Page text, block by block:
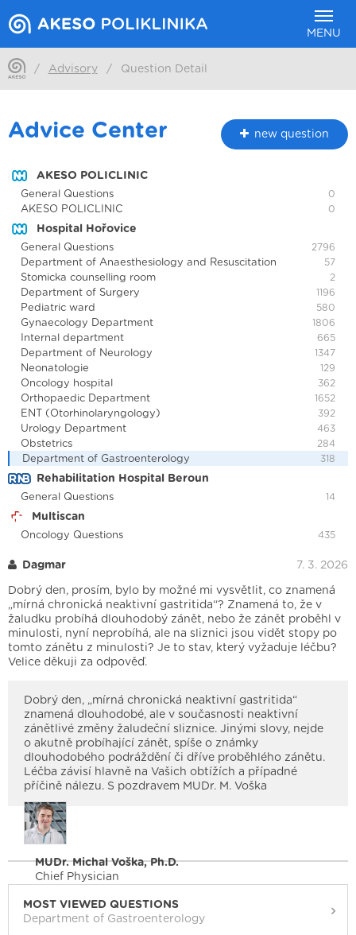
MENU
/ Advisory / Question Detail
Advice Center new question
AKESO POLICLINIC
General Questions 0
AKESO POLICLINIC 0
Hospital Hořovice
General Questions 2796
Department of Anaesthesiology and Resuscitation 57
Stomicka counselling room 2
Department of Surgery 1196
Pediatric ward 580
Gynaecology Department 1806
Internal department 665
Department of Neurology 1347
Neonatologie 129
Oncology hospital 362
Orthopaedic Department 1652
ENT (Otorhinolaryngology) 392
Urology Department 463
Obstetrics 284
Department of Gastroenterology 318
Rehabilitation Hospital Beroun
General Questions 14
Multiscan
Oncology Questions 435
Dagmar 7. 3. 2026
Dobrý den, prosím, bylo by možné mi vysvětlit, co znamená
„mírná chronická neaktivní gastritida“? Znamená to, že v
žaludku probíhá dlouhodobý zánět, nebo že zánět proběhl v
minulosti, nyní neprobíhá, ale na sliznici jsou vidět stopy po
tomto zánětu z minulosti? Je to stav, který vyžaduje léčbu?
Velice děkuji za odpověď.
Dobrý den, „mírná chronická neaktivní gastritida“
znamená dlouhodobé, ale v současnosti neaktivní
zánětlivé změny žaludeční sliznice. Jinými slovy, nejde
o akutně probíhající zánět, spíše o známky
dlouhodobého podráždění či dříve proběhlého zánětu.
Léčba závisí hlavně na Vašich obtížích a případné
příčině nálezu. S pozdravem MUDr. M. Voška
MUDr. Michal Voška, Ph.D.
Chief Physician
MOST VIEWED QUESTIONS
Department of Gastroenterology